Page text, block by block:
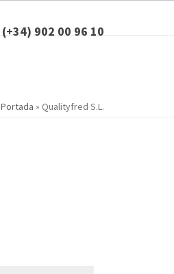
(+34) 902 00 96 10
Portada » Qualityfred S.L.